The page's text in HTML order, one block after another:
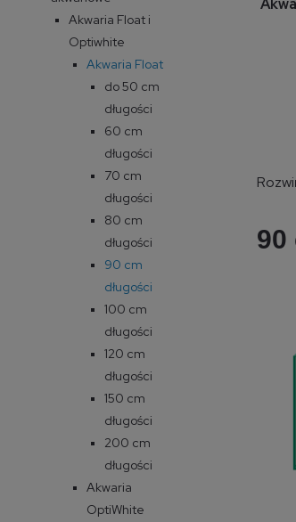
Akwaria Float i
Optiwhite
Akwaria Float
do 50 cm
długości
60 cm
długości
70 cm
długości
80 cm
długości
90 cm
długości
100 cm
długości
120 cm
długości
150 cm
długości
200 cm
długości
Akwaria
OptiWhite
90